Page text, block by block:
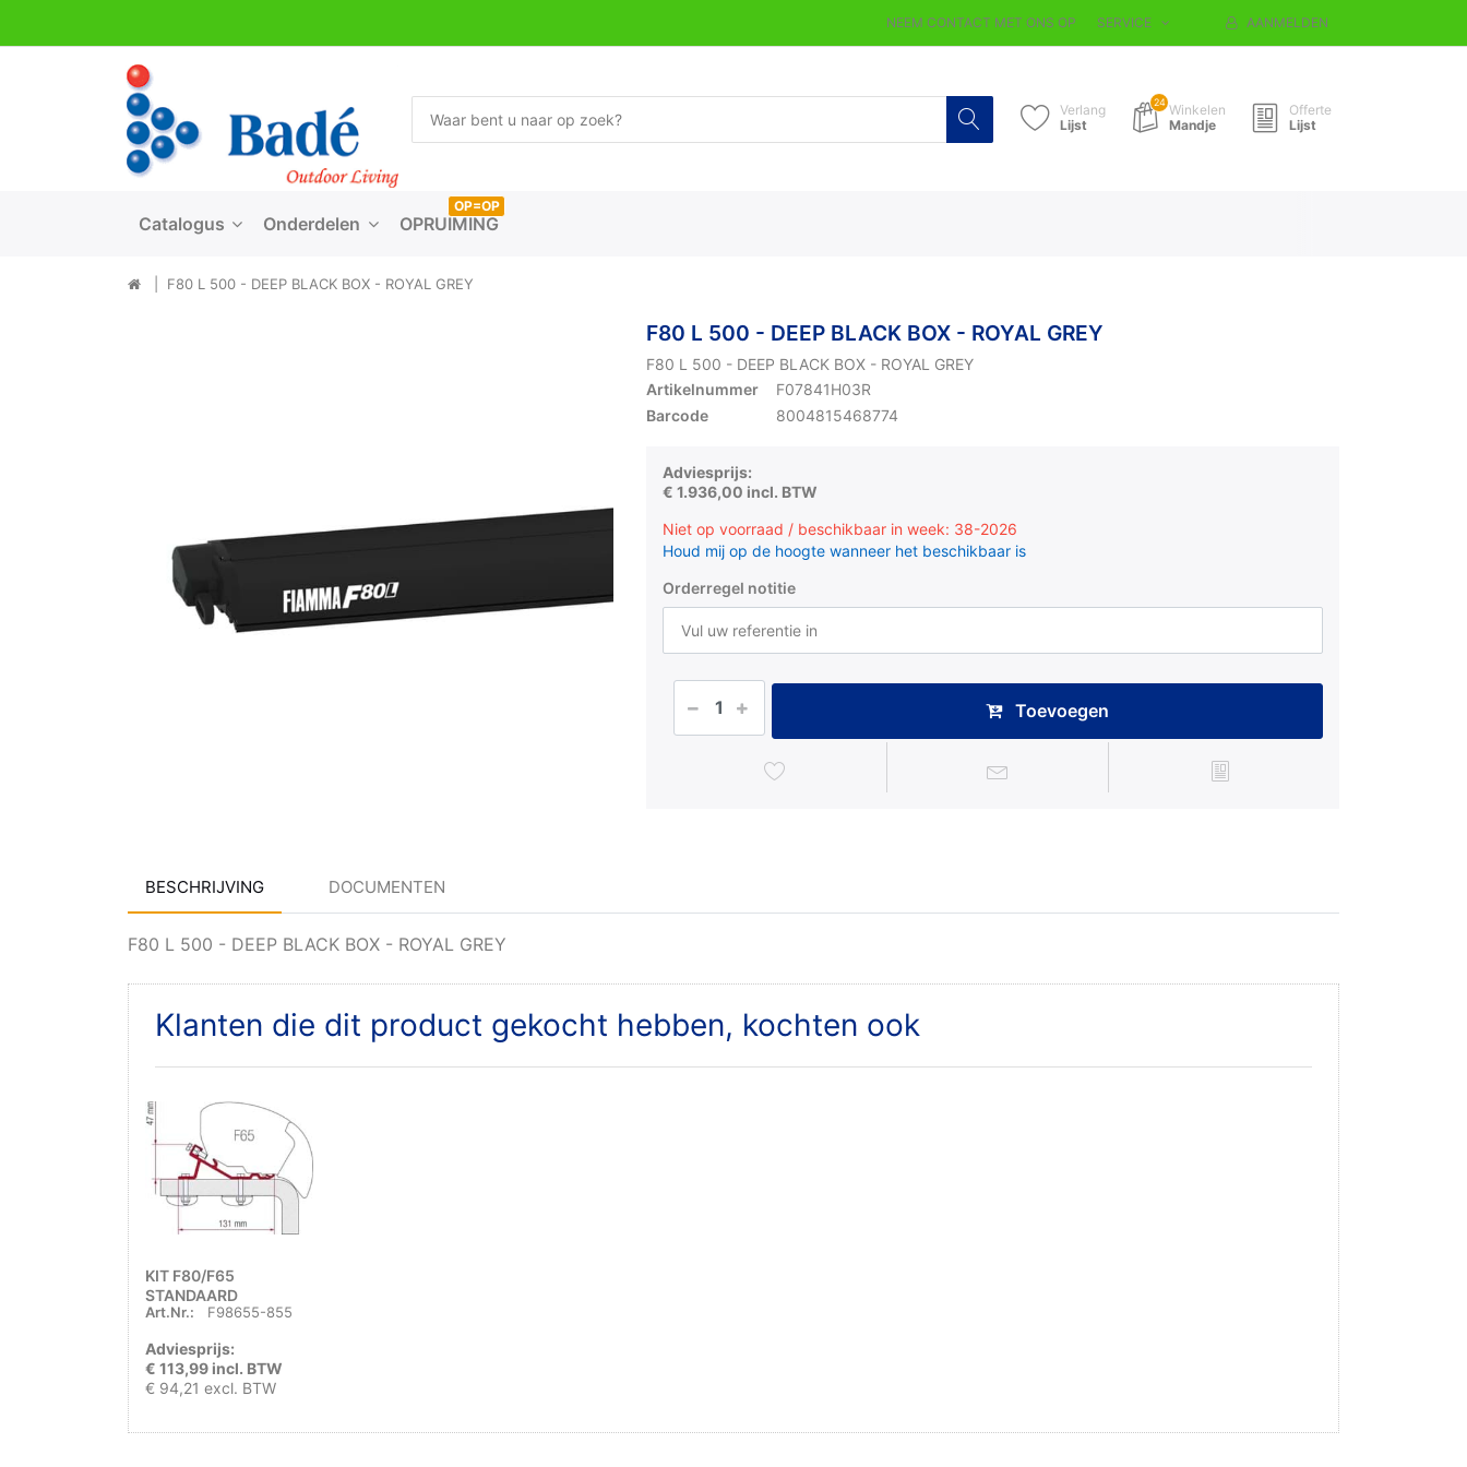
NEEM CONTACT MET ONS OP SERVICE AANMELDEN
Verlang
Lijst
24 Winkelen
Mandje
Offerte
Lijst
Catalogus Onderdelen OPRUIMING
OP=OP
F80 L 500 - DEEP BLACK BOX - ROYAL GREY
F80 L 500 - DEEP BLACK BOX - ROYAL GREY
F80 L 500 - DEEP BLACK BOX - ROYAL GREY
Artikelnummer
F07841H03R
Barcode
8004815468774
Adviesprijs:
€ 1.936,00 incl. BTW
Niet op voorraad / beschikbaar in week: 38-2026
Houd mij op de hoogte wanneer het beschikbaar is
Orderregel notitie
Toevoegen
BESCHRIJVING DOCUMENTEN
F80 L 500 - DEEP BLACK BOX - ROYAL GREY
Klanten die dit product gekocht hebben, kochten ook
KIT F80/F65
STANDAARD
Art.Nr.: F98655-855
Adviesprijs:
€ 113,99 incl. BTW
€ 94,21 excl. BTW